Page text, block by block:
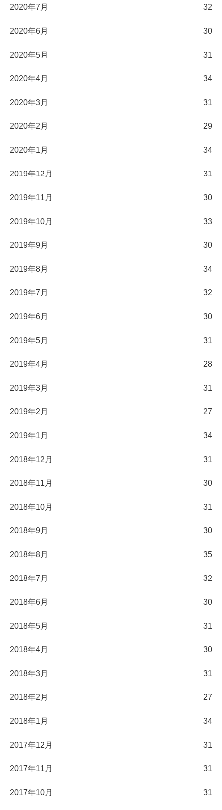
2020年7月 32
2020年6月 30
2020年5月 31
2020年4月 34
2020年3月 31
2020年2月 29
2020年1月 34
2019年12月 31
2019年11月 30
2019年10月 33
2019年9月 30
2019年8月 34
2019年7月 32
2019年6月 30
2019年5月 31
2019年4月 28
2019年3月 31
2019年2月 27
2019年1月 34
2018年12月 31
2018年11月 30
2018年10月 31
2018年9月 30
2018年8月 35
2018年7月 32
2018年6月 30
2018年5月 31
2018年4月 30
2018年3月 31
2018年2月 27
2018年1月 34
2017年12月 31
2017年11月 31
2017年10月 31